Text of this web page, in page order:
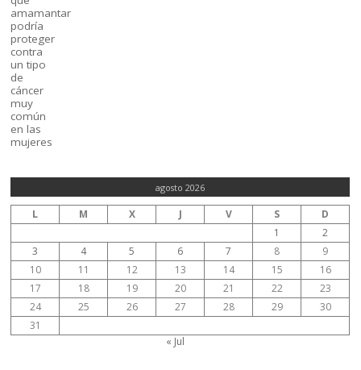
agosto 2026
L M X J V S
D
1
2
3
4 5 6 7 8
9
10
11 12 13 14 15
16
17
18 19 20 21 22
23
24
25 26 27 28 29
30
31
« Jul